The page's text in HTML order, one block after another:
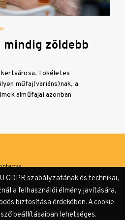
mindig zöldebb
Tökéletes
műfaj(variáns)nak, a
alműfajai azonban
GDPR szabályzatának és technikai,
a felhasználói élmény javítására,
biztosítása érdekében. A cookie
beállításaiban lehetséges.